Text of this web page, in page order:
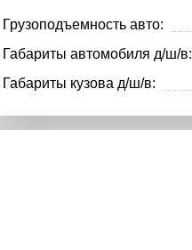
Грузоподъемность авто:
Габариты автомобиля д/ш/в:
Габариты кузова д/ш/в: